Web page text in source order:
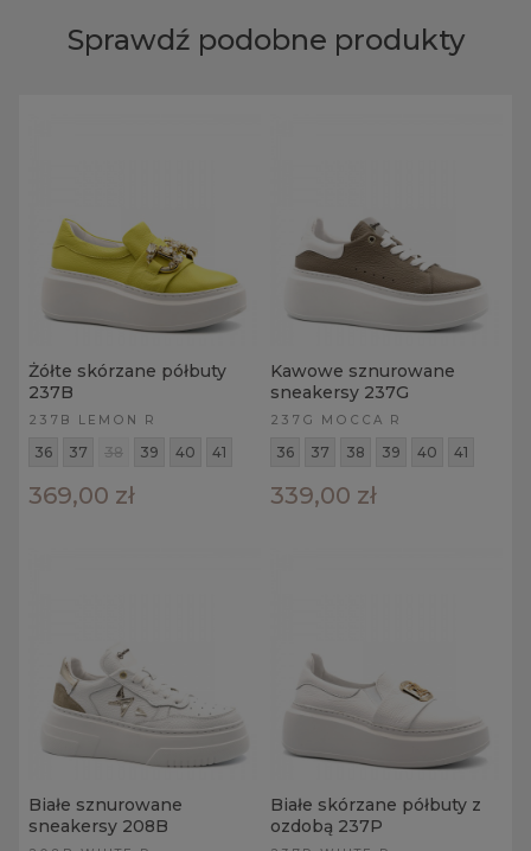
Sprawdź podobne produkty
Żółte skórzane półbuty
237B
237B LEMON R
36 37 38 39 40 41
369,00 zł
Kawowe sznurowane
sneakersy 237G
237G MOCCA R
36 37 38 39 40 41
339,00 zł
Białe sznurowane
sneakersy 208B
Białe skórzane półbuty z
ozdobą 237P